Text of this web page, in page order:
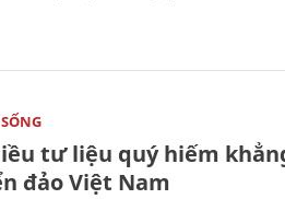
tư liệu quý hiếm
đảo Việt Nam